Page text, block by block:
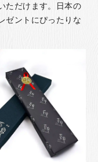
ただけます。日本の
ゼントにぴったりな